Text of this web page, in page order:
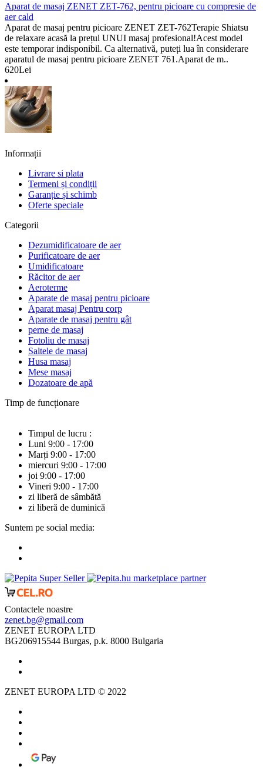
Aparat de masaj ZENET ZET-762, pentru picioare cu compresie de
aer cald
Aparat de masaj pentru picioare ZENET ZET-762Terapie Shiatsu
de relaxare acasă la prețul UNUI masaj profesional!Acest model
este temporar indisponibil. Ca alternativă, puteți lua în considerare
aparatul de masaj pentru picioare ZENET 761.Aparat de m..
620Lei
Informații
Livrare si plata
Termeni și condiții
Garanție și schimb
Oferte speciale
Categorii
Dezumidificatoare de aer
Purificatoare de aer
Umidificatoare
Răcitor de aer
Aeroterme
Aparate de masaj pentru picioare
Aparat masaj Pentru corp
Aparate de masaj pentru gât
perne de masaj
Fotoliu de masaj
Saltele de masaj
Husa masaj
Mese masaj
Dozatoare de apă
Timp de funcționare
Timpul de lucru :
Luni 9:00 - 17:00
Marți 9:00 - 17:00
miercuri 9:00 - 17:00
joi 9:00 - 17:00
Vineri 9:00 - 17:00
zi liberă de sâmbătă
zi liberă de duminică
Suntem pe social media:
marketplace partner
Contactele noastre
zenet.bg@gmail.com
ZENET EUROPA LTD
BG206915544 Burgas, p.k. 8000 Bulgaria
ZENET EUROPA LTD © 2022